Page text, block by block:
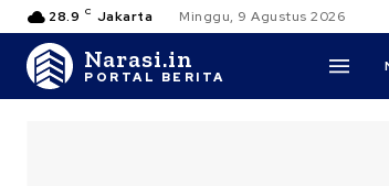
28.9 C Jakarta Minggu, 9 Agustus 2026
Narasi.in
PORTAL BERITA